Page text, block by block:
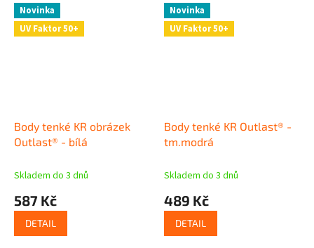
Novinka
UV Faktor 50+
Body tenké KR obrázek
Outlast® - bílá
Skladem do 3 dnů
587 Kč
DETAIL
Novinka
UV Faktor 50+
Body tenké KR Outlast® -
tm.modrá
Skladem do 3 dnů
489 Kč
DETAIL